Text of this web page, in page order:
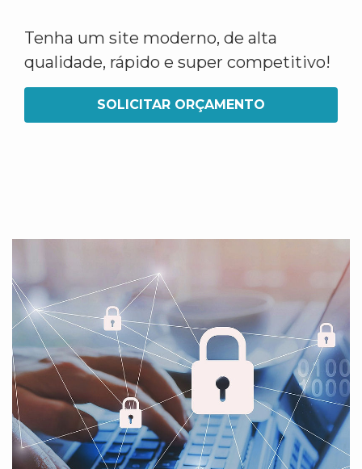
Tenha um site moderno, de alta
qualidade, rápido e super competitivo!
SOLICITAR ORÇAMENTO